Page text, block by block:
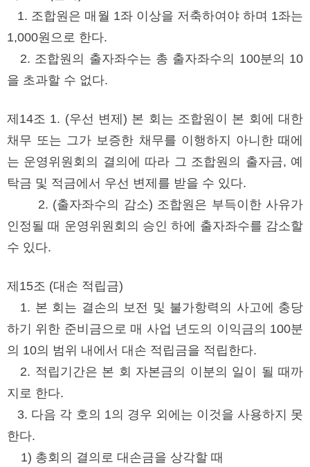
1. 조합원은 매월 1좌 이상을 저축하여야 하며 1좌는
1,000원으로 한다.
2. 조합원의 출자좌수는 총 출자좌수의 100분의 10
을 초과할 수 없다.
제14조 1. (우선 변제) 본 회는 조합원이 본 회에 대한
채무 또는 그가 보증한 채무를 이행하지 아니한 때에
는 운영위원회의 결의에 따라 그 조합원의 출자금, 예
탁금 및 적금에서 우선 변제를 받을 수 있다.
2. (출자좌수의 감소) 조합원은 부득이한 사유가
인정될 때 운영위원회의 승인 하에 출자좌수를 감소할
수 있다.
제15조 (대손 적립금)
1. 본 회는 결손의 보전 및 불가항력의 사고에 충당
하기 위한 준비금으로 매 사업 년도의 이익금의 100분
의 10의 범위 내에서 대손 적립금을 적립한다.
2. 적립기간은 본 회 자본금의 이분의 일이 될 때까
지로 한다.
3. 다음 각 호의 1의 경우 외에는 이것을 사용하지 못
한다.
1) 총회의 결의로 대손금을 상각할 때